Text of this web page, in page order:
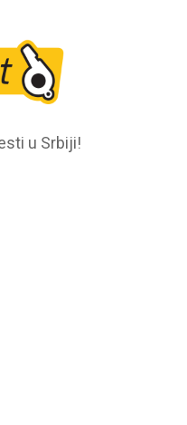
u Srbiji!